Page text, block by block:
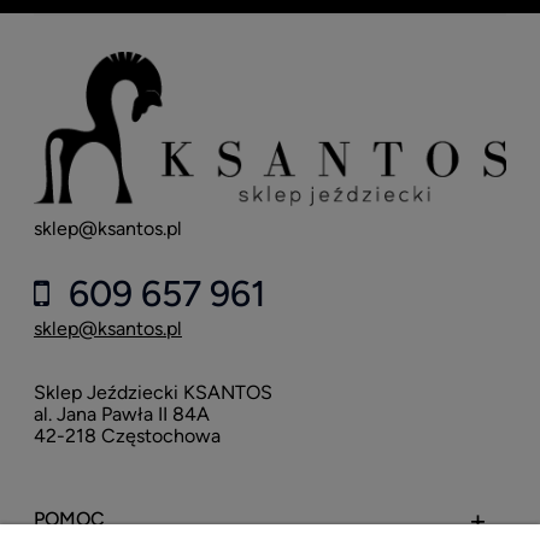
sklep@ksantos.pl
609 657 961
sklep@ksantos.pl
Sklep Jeździecki KSANTOS
al. Jana Pawła II 84A
42-218 Częstochowa
POMOC